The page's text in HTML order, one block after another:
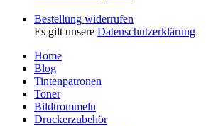
Bestellung widerrufen
Es gilt unsere Datenschutzerklärung
Home
Blog
Tintenpatronen
Toner
Bildtrommeln
Druckerzubehör